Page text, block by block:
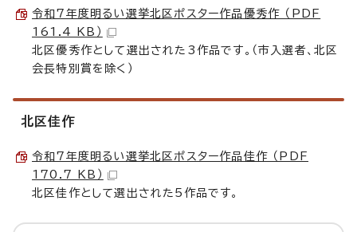
令和7年度明るい選挙北区ポスター作品優秀作 （PDF
161.4 KB）
北区優秀作として選出された3作品です。（市入選者、北区
会長特別賞を除く）
北区佳作
令和7年度明るい選挙北区ポスター作品佳作 （PDF
170.7 KB）
北区佳作として選出された5作品です。